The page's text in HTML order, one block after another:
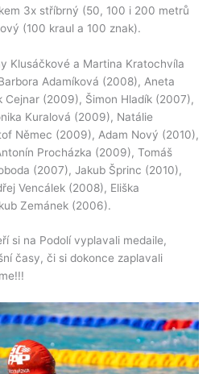
3x stříbrný (50, 100 i 200 metrů
(100 kraul a 100 znak).
Klusáčkové a Martina Kratochvíla
Adamíková (2008), Aneta
Cejnar (2009), Šimon Hladík (2007),
Kuralová (2009), Natálie
Němec (2009), Adam Nový (2010),
Procházka (2009), Tomáš
(2007), Jakub Šprinc (2010),
Vencálek (2008), Eliška
Zemánek (2006).
si na Podolí vyplavali medaile,
časy, či si dokonce zaplavali